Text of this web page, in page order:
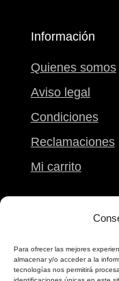
Para ofrecer las mejores
almacenar y/o acceder a la
tecnologías nos permitirá
Información
Quienes somos
Aviso legal
Condiciones
Reclamaciones
Mi carrito
Pontevedra